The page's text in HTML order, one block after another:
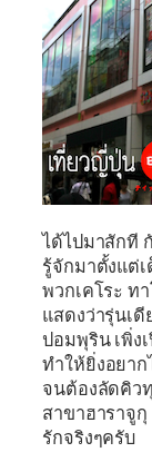
ได้ไปมาสักที
รู้จักมาตั้งแต่
พวกเคโระ ท
แสดงว่ารุ่นเ
ปอมพุริน เพิ่ง
ทำให้ยิ่งอยา
จนต้องลัดคิว
สาขาฮาราจู
รักจริงๆครับ